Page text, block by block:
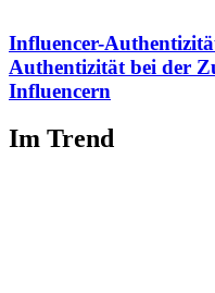
Influencer-
Authentizität bei der
Influencern
Im Trend